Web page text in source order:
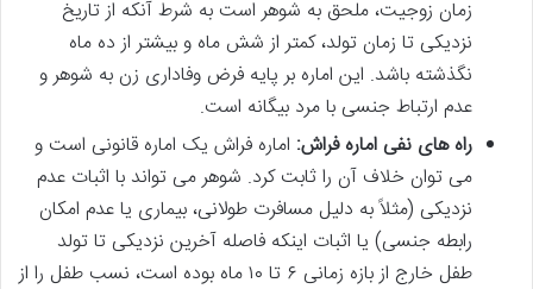
زمان زوجیت، ملحق به شوهر است به شرط آنکه از تاریخ
نزدیکی تا زمان تولد، کمتر از شش ماه و بیشتر از ده ماه
نگذشته باشد. این اماره بر پایه فرض وفاداری زن به شوهر و
عدم ارتباط جنسی با مرد بیگانه است.
راه های نفی اماره فراش: اماره فراش یک اماره قانونی است و
می توان خلاف آن را ثابت کرد. شوهر می تواند با اثبات عدم
نزدیکی (مثلاً به دلیل مسافرت طولانی، بیماری یا عدم امکان
رابطه جنسی) یا اثبات اینکه فاصله آخرین نزدیکی تا تولد
طفل خارج از بازه زمانی ۶ تا ۱۰ ماه بوده است، نسب طفل را از